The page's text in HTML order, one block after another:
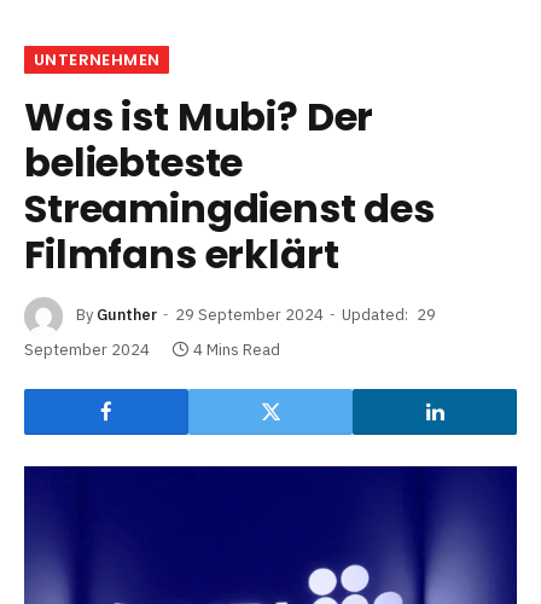
UNTERNEHMEN
Was ist Mubi? Der
beliebteste
Streamingdienst des
Filmfans erklärt
By Gunther 29 September 2024 Updated: 29
September 2024
4 Mins Read